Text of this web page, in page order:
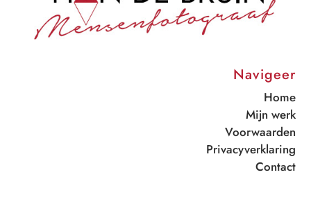
Navigeer
Home
Mijn werk
Voorwaarden
Privacyverklaring
Contact